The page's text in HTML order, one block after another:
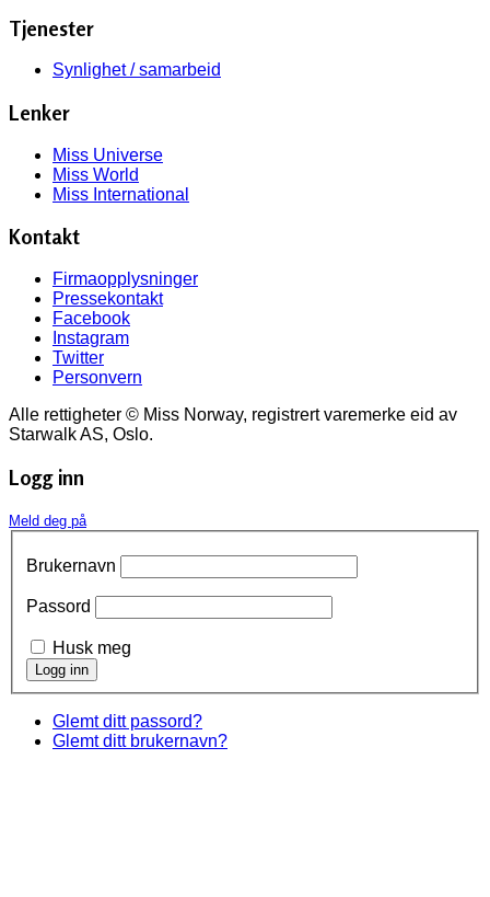
Tjenester
Synlighet / samarbeid
Lenker
Miss Universe
Miss World
Miss International
Kontakt
Firmaopplysninger
Pressekontakt
Facebook
Instagram
Twitter
Personvern
Alle rettigheter © Miss Norway, registrert varemerke eid av
Starwalk AS, Oslo.
Logg inn
Meld deg på
Brukernavn
Passord
Husk meg
Glemt ditt passord?
Glemt ditt brukernavn?